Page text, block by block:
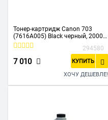
Тонер-картридж Canon 703
(7616A005) Black черный, 2000
стр, для LBP-2900/3000
294580
7 010 КУПИТЬ
ХОЧУ ДЕШЕВЛЕ!